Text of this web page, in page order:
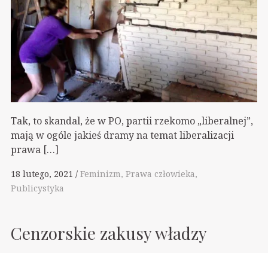
Tak, to skandal, że w PO, partii rzekomo „liberalnej”,
mają w ogóle jakieś dramy na temat liberalizacji
prawa […]
18 lutego, 2021 Feminizm Prawa człowieka
Publicystyka
Cenzorskie zakusy władzy